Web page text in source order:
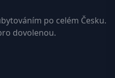
po celém Česku.
dovolenou.